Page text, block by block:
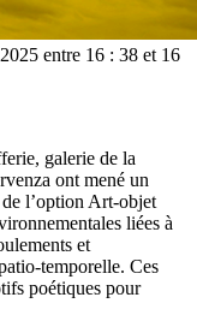
entre 16 : 38 et 16
galerie de la
ont mené un
l’option Art-objet
liées à
et
temporelle. Ces
poétiques pour